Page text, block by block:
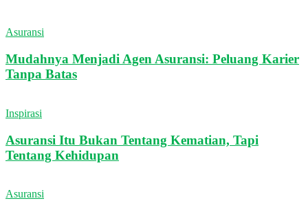
Asuransi
Mudahnya Menjadi Agen Asuransi: Peluang Karier
Tanpa Batas
Inspirasi
Asuransi Itu Bukan Tentang Kematian, Tapi
Tentang Kehidupan
Asuransi